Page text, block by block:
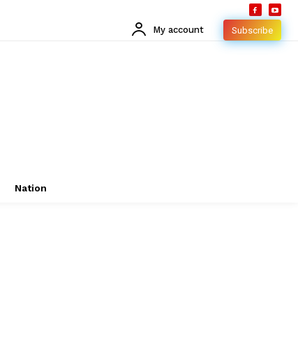
My account Subscribe
Nation